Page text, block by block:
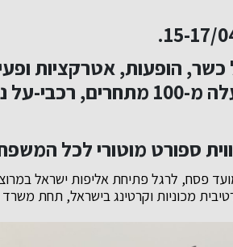
כשר, הופעות, אטרקציות
המרוץ כולל למעלה מ-100 מתחרים,
ספורט מוטורי לכל